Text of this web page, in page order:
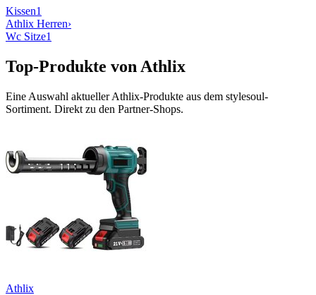
Kissen1
Athlix Herren›
Wc Sitze1
Top-Produkte von Athlix
Eine Auswahl aktuellerAthlix-Produkte aus dem stylesoul-
Sortiment. Direkt zu den Partner-Shops.
Athlix